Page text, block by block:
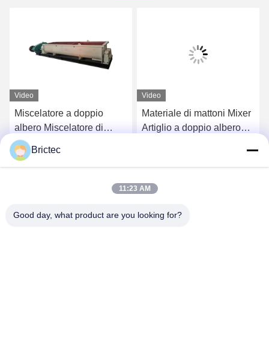
Video
Miscelatore a doppio
albero Miscelatore di
materie prime per il
processo di fabbricazione
di mattoni in fabbrica di
Ora Chiacchieri
Video
Materiale di mattoni Mixer
Artiglio a doppio albero
fabbricazione di mattoni
Ora Chiacchieri
Brictec
11:23 AM
Good day, what product are you looking for?